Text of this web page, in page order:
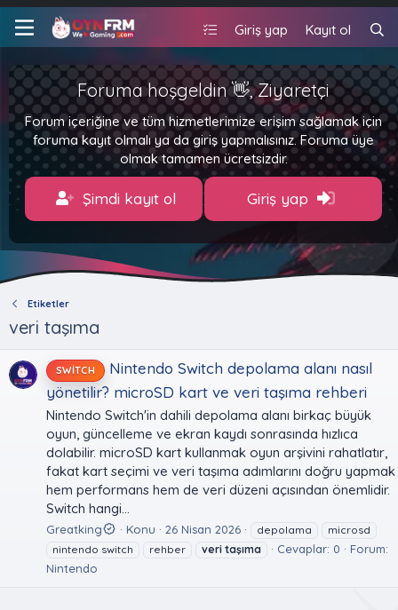
Giriş yap Kayıt ol
Foruma hoşgeldin 👋, Ziyaretçi
Forum içeriğine ve tüm hizmetlerimize erişim sağlamak için
foruma kayıt olmalı ya da giriş yapmalısınız. Foruma üye
olmak tamamen ücretsizdir.
Şimdi kayıt ol Giriş yap
Etiketler
veri taşıma
SWITCH
Nintendo Switch depolama alanı nasıl
yönetilir? microSD kart ve veri taşıma rehberi
Nintendo Switch'in dahili depolama alanı birkaç büyük
oyun, güncelleme ve ekran kaydı sonrasında hızlıca
dolabilir. microSD kart kullanmak oyun arşivini rahatlatır,
fakat kart seçimi ve veri taşıma adımlarını doğru yapmak
hem performans hem de veri düzeni açısından önemlidir.
Switch hangi...
Greatking Konu 26 Nisan 2026 depolama
microsd
nintendo switch
rehber veri taşıma Cevaplar: 0
Forum:
Nintendo